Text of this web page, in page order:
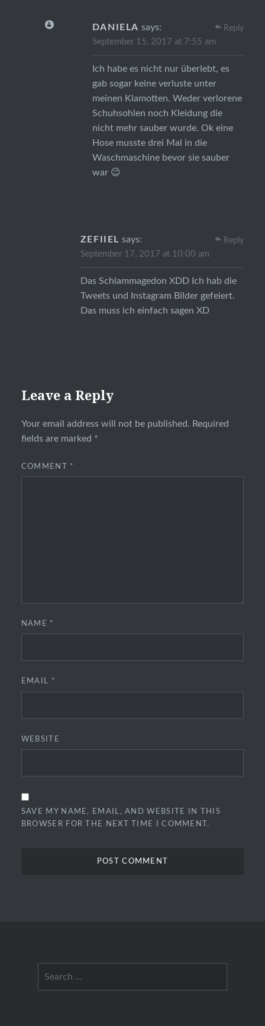
DANIELA says:
September 15, 2017 at 7:55 am
Ich habe es nicht nur überlebt, es
gab sogar keine verluste unter
meinen Klamotten. Weder verlorene
Schuhsohlen noch Kleidung die
nicht mehr sauber wurde. Ok eine
Hose musste drei Mal in die
Waschmaschine bevor sie sauber
war 😉
Reply
ZEFIIEL says:
September 17, 2017 at 10:00 am
Das Schlammagedon XDD Ich hab die
Tweets und Instagram Bilder gefeiert.
Das muss ich einfach sagen XD
Reply
Leave a Reply
Your email address will not be published. Required
fields are marked *
COMMENT *
NAME *
EMAIL *
WEBSITE
SAVE MY NAME, EMAIL, AND WEBSITE IN THIS
BROWSER FOR THE NEXT TIME I COMMENT.